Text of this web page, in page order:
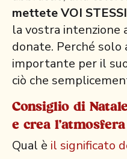
mettete VOI STESSI
la vostra intenzione
donate. Perché
importante per il
ciò che
Consiglio di
e crea l'atmosfera
Qual è il significato